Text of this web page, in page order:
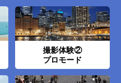
撮影体験②
プロモード